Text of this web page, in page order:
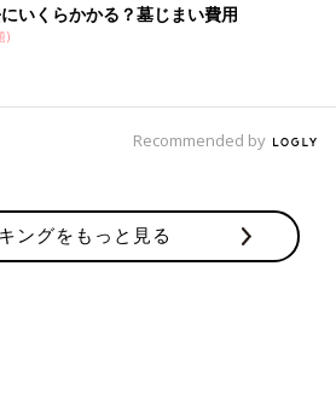
いくらかかる？墓じまい費用
)
Recommended by
ングをもっと見る